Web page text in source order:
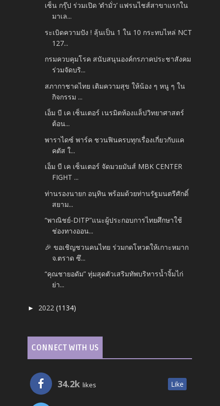
เซ็น กรุ๊ป ร่วมเปิด ‘ตำมั่ว’ แฟรนไชส์สาขาแรกใน
มาเล...
ระเบิดความปัง ! ลุ้นเป็น 1 ใน 10 กระทบไหล่ NCT
127...
กรมควบคุมโรค สนับสนุนองค์กรภาคประชาสังคม
ร่วมจัดบริ...
สภากาชาดไทย เติมความสุข ให้น้อง ๆ หนู ๆ ใน
กิจกรรม ...
เอ็ม บี เค เซ็นเตอร์ เนรมิตห้องแล็ปวิทยาศาสตร์
ต้อน...
พาราไดซ์ พาร์ค ชวนฟินครบทุกเรื่องเกี่ยวกับแค
คตัส ใ...
เอ็ม บี เค เซ็นเตอร์ จัดมวยมันส์ MBK CENTER
FIGHT ...
ท่านรองนายก อนุทิน พร้อมด้วยท่านรัฐมนตรีศักดิ์
สยาม...
“พาณิชย์-DITP”แนะผู้ประกอบการไทยศึกษาใช้
ช่องทางออน...
🎉 ขอเชิญชวนคนไทย ร่วมกดโหวตให้เกาะหมาก
จ.ตราด ซึ...
“คุณชายอดัม” ทุ่มสุดตัวเสริมทัพบริหารน้ำจิ้มไก่
ย่า...
► 2022(1134)
CONNECT WITH US
34.2k likes Like